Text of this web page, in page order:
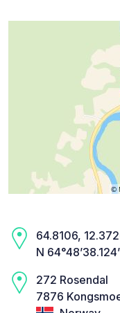
64.8106,
N
272 Rosendal
7876